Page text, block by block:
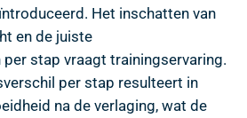
Het inschatten van
en de juiste
stap vraagt trainingservaring.
per stap resulteert in
na de verlaging, wat de